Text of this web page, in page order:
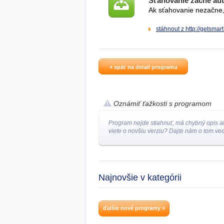
Ak sťahovanie
stáhnout z http://
» späť na detail programu
Oznámiť ťažkosti s programom
Program nejde stiahnuť, má chybný opis
viete o novšiu verziu? Dajte nám o tom
Najnovšie v kategórii
ďalšie nové programy »